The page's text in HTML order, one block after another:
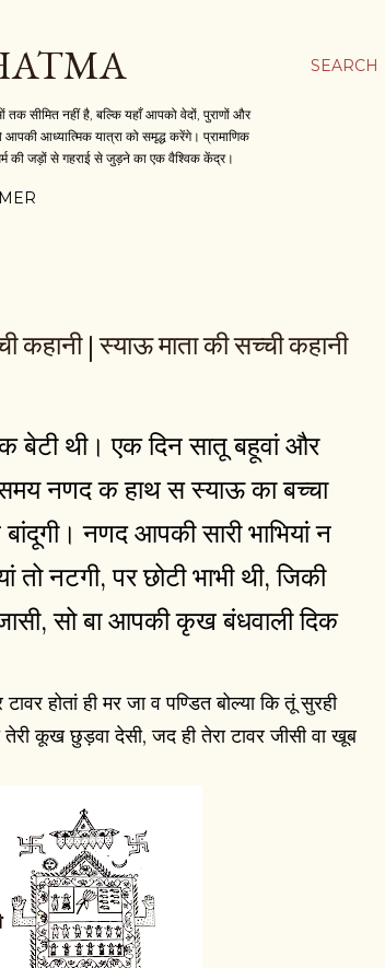
SEARCH
सीमित नहीं है, बल्कि यहाँ आपको वेदों, पुराणों और
आपकी आध्यात्मिक यात्रा को समृद्ध करेंगे। प्रामाणिक
की जड़ों से गहराई से जुड़ने का एक वैश्विक केंद्र।
कहानी | स्याऊ माता की सच्ची कहानी
बेटी थी। एक दिन सातू बहूवां और
नणद क हाथ स स्याऊ का बच्चा
बांदूगी। नणद आपकी सारी भाभियां न
नटगी, पर छोटी भाभी थी, जिकी
जासी, सो बा आपकी कृख बंधवाली दिक
होतां ही मर जा व पण्डित बोल्या कि तूं सुरही
तेरी कूख छुड़वा देसी, जद ही तेरा टावर जीसी वा खूब